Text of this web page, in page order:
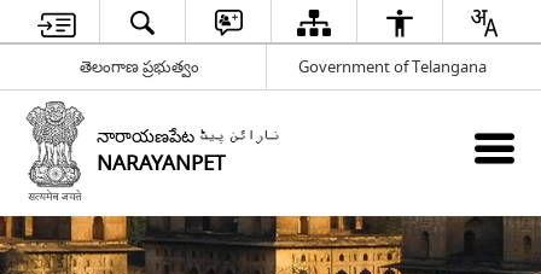
తెలంగాణ ప్రభుత్వం Government of Telangana
నారాయణపేట نارائن پیٹ
NARAYANPET